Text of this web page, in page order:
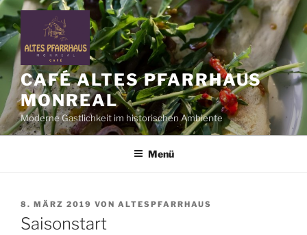
Zum
Inhalt
springen
CAFÉ ALTES PFARRHAUS
MONREAL
Moderne Gastlichkeit im historischen Ambiente
Menü
VERÖFFENTLICHT
AM
8. MÄRZ 2019 VON ALTESPFARRHAUS
Saisonstart